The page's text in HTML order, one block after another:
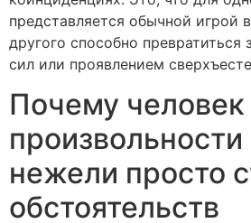
представляется обычной игрой
другого способно
сил или проявлением
Почему
нежели просто
обстоятельств